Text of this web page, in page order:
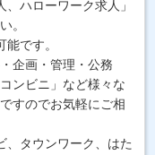
ハローワーク求人」
。
です。
企画・管理・公務
ンビニ」など様々な
すのでお気軽にご相
、タウンワーク、はた